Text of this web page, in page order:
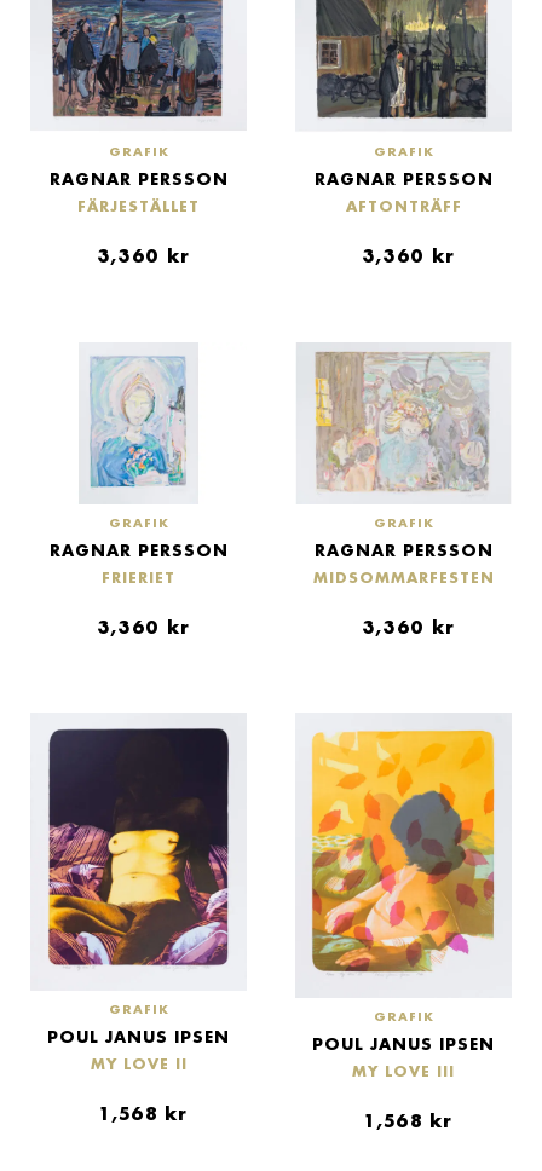
GRAFIK
RAGNAR PERSSON
FÄRJESTÄLLET
3,360 kr
GRAFIK
RAGNAR PERSSON
AFTONTRÄFF
3,360 kr
GRAFIK
RAGNAR PERSSON
FRIERIET
3,360 kr
GRAFIK
RAGNAR PERSSON
MIDSOMMARFESTEN
3,360 kr
GRAFIK
POUL JANUS IPSEN
MY LOVE II
1,568 kr
GRAFIK
POUL JANUS IPSEN
MY LOVE III
1,568 kr